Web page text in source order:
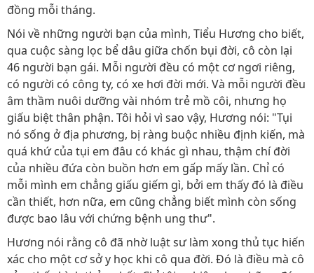
đồng mỗi tháng.
Nói về những người bạn của mình, Tiểu Hương cho biết,
qua cuộc sàng lọc bể dâu giữa chốn bụi đời, cô còn lại
46 người bạn gái. Mỗi người đều có một cơ ngơi riêng,
có người có công ty, có xe hơi đời mới. Và mỗi người đều
âm thầm nuôi dưỡng vài nhóm trẻ mồ côi, nhưng họ
giấu biệt thân phận. Tôi hỏi vì sao vậy, Hương nói: "Tụi
nó sống ở địa phương, bị ràng buộc nhiều định kiến, mà
quá khứ của tụi em đâu có khác gì nhau, thậm chí đời
của nhiều đứa còn buồn hơn em gấp mấy lần. Chỉ có
mỗi mình em chẳng giấu giếm gì, bởi em thấy đó là điều
cần thiết, hơn nữa, em cũng chẳng biết mình còn sống
được bao lâu với chứng bệnh ung thư".
Hương nói rằng cô đã nhờ luật sư làm xong thủ tục hiến
xác cho một cơ sở y học khi cô qua đời. Đó là điều mà cô